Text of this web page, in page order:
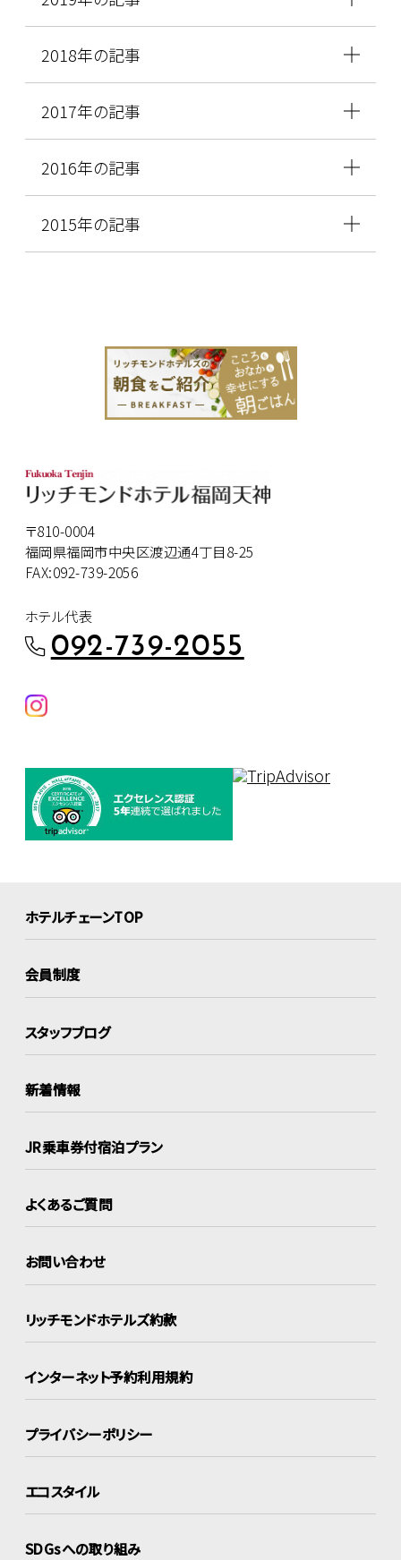
2018年の記事
2017年の記事
2016年の記事
2015年の記事
〒810-0004
福岡県福岡市中央区渡辺通4丁目8-25
FAX:092-739-2056
ホテル代表
092-739-2055
ホテルチェーンTOP
会員制度
スタッフブログ
新着情報
JR乗車券付宿泊プラン
よくあるご質問
お問い合わせ
リッチモンドホテルズ約款
インターネット予約利用規約
プライバシーポリシー
エコスタイル
SDGsへの取り組み